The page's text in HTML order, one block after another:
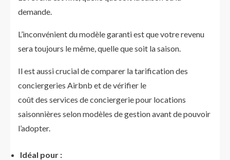
demande.
L’inconvénient du modèle garanti est que votre revenu
sera toujours le même, quelle que soit la saison.
Il est aussi crucial de comparer la tarification des
conciergeries Airbnb et de vérifier le
coût des services de conciergerie pour locations
saisonnières selon modèles de gestion avant de pouvoir
l’adopter.
Idéal pour :